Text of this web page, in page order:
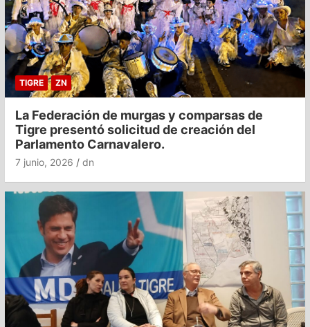
TIGRE ZN
La Federación de murgas y comparsas de
Tigre presentó solicitud de creación del
Parlamento Carnavalero.
7 junio, 2026 dn